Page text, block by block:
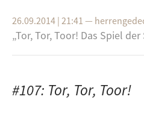
26.09.2014 | 21:41 —
„Tor, Tor, Toor! Das Spiel
#107: Tor, Tor, Toor!